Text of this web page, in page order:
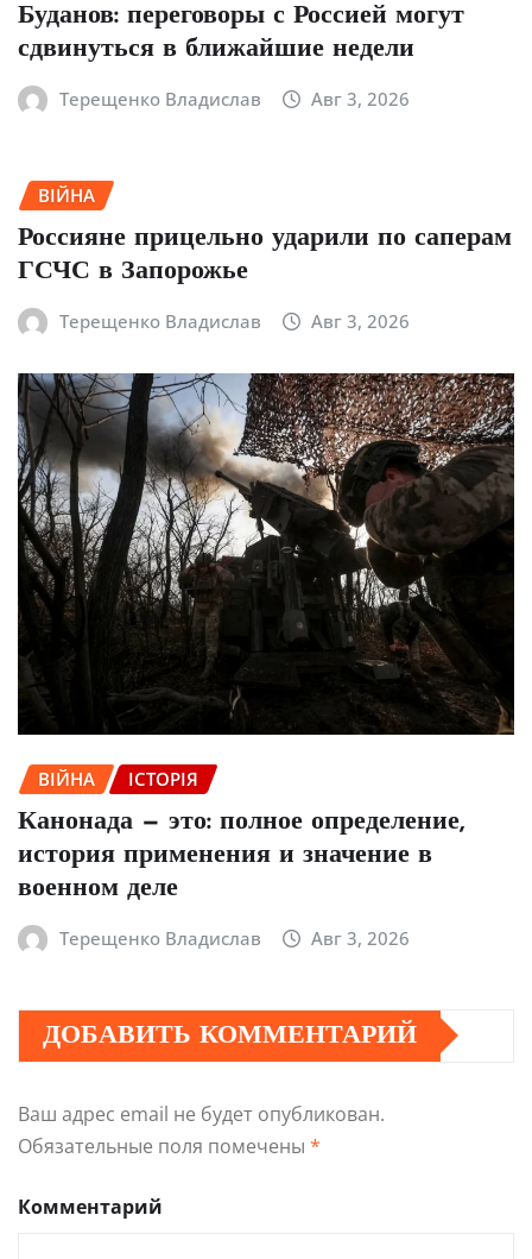
Буданов: переговоры с Россией могут
сдвинуться в ближайшие недели
Терещенко Владислав Авг 3, 2026
ВІЙНА
Россияне прицельно ударили по саперам
ГСЧС в Запорожье
Терещенко Владислав Авг 3, 2026
ВІЙНА ІСТОРІЯ
Канонада — это: полное определение,
история применения и значение в
военном деле
Терещенко Владислав Авг 3, 2026
ДОБАВИТЬ КОММЕНТАРИЙ
Ваш адрес email не будет опубликован.
Обязательные поля помечены *
Комментарий